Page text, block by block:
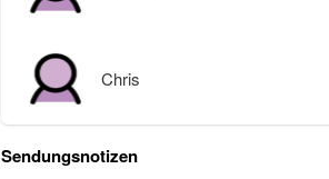
Chris
Sendungsnotizen